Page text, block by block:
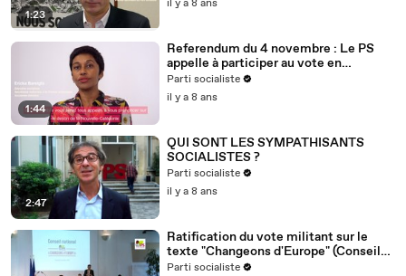
1:23
il y a 8 ans
1:44
Referendum du 4 novembre : Le PS
appelle à participer au vote en
Nouvelle-Calédonie
Parti socialiste
il y a 8 ans
2:47
QUI SONT LES SYMPATHISANTS
SOCIALISTES ?
Parti socialiste
il y a 8 ans
Ratification du vote militant sur le
texte "Changeons d'Europe" (Conseil
national du 13/10/2018)
Parti socialiste